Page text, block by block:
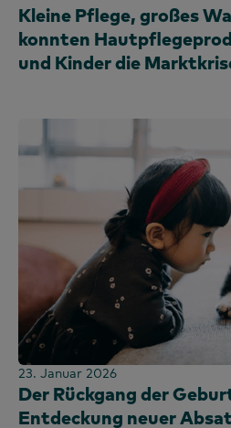
Marokko
Nigeria
Saudi-Arabien
Schottland
Südafrika
Spanien
Sri Lanka
Taiwan
Thailand
Großbritannien und Irland
Vereinigte Arabische
Kleine Pflege, großes
konnten
und Kinder die
23. Januar 2026
Der Rückgang der
Entdeckung neuer